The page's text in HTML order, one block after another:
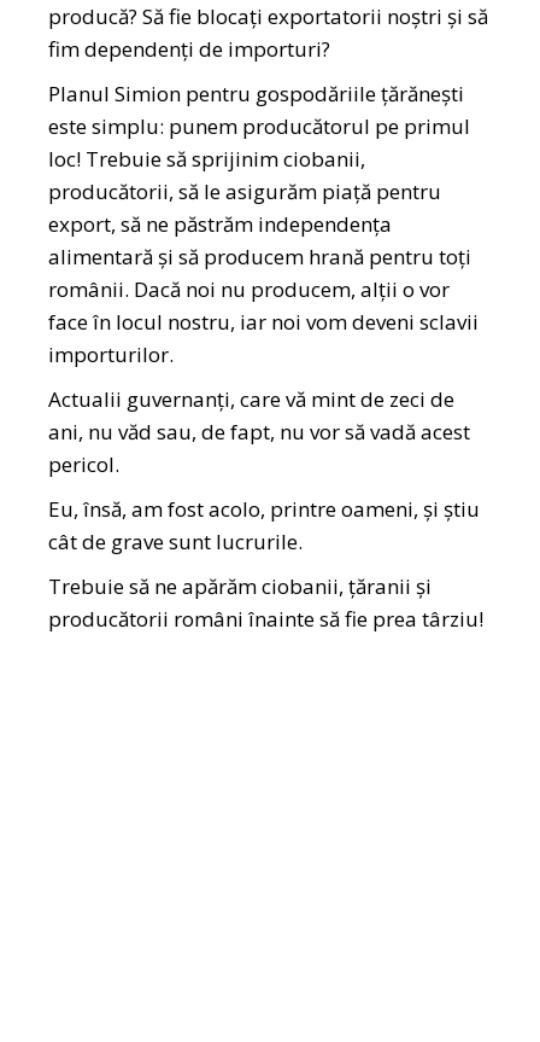
producă? Să fie blocați exportatorii noștri și să
fim dependenți de importuri?
Planul Simion pentru gospodăriile țărănești
este simplu: punem producătorul pe primul
loc! Trebuie să sprijinim ciobanii,
producătorii, să le asigurăm piață pentru
export, să ne păstrăm independența
alimentară și să producem hrană pentru toți
românii. Dacă noi nu producem, alții o vor
face în locul nostru, iar noi vom deveni sclavii
importurilor.
Actualii guvernanți, care vă mint de zeci de
ani, nu văd sau, de fapt, nu vor să vadă acest
pericol.
Eu, însă, am fost acolo, printre oameni, și știu
cât de grave sunt lucrurile.
Trebuie să ne apărăm ciobanii, țăranii și
producătorii români înainte să fie prea târziu!